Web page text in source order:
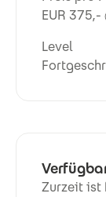
EUR 375,-
Level
Zurzeit ist